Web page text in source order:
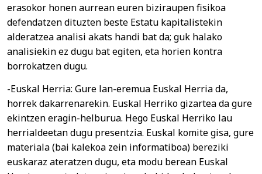
erasokor honen aurrean euren biziraupen fisikoa
defendatzen dituzten beste Estatu kapitalistekin
alderatzea analisi akats handi bat da; guk halako
analisiekin ez dugu bat egiten, eta horien kontra
borrokatzen dugu.
-Euskal Herria: Gure lan-eremua Euskal Herria da,
horrek dakarrenarekin. Euskal Herriko gizartea da gure
ekintzen eragin-helburua. Hego Euskal Herriko lau
herrialdeetan dugu presentzia. Euskal komite gisa, gure
materiala (bai kalekoa zein informatiboa) bereziki
euskaraz ateratzen dugu, eta modu berean Euskal